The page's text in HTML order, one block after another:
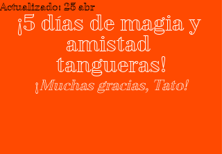
Actualizado: 25 abr
¡5 días de magia y
amistad
tangueras!
¡Muchas gracias, Tato!